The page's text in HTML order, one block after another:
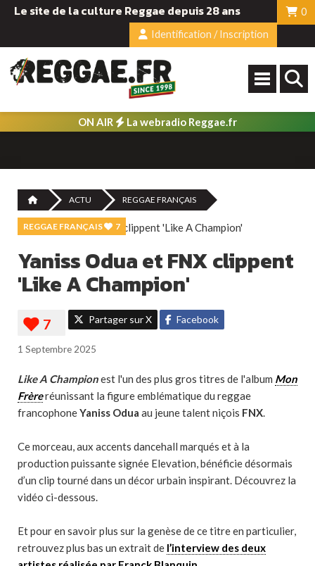
Le site de la culture Reggae depuis 28 ans
0
Identification / Inscription
ON AIR La webradio Reggae.fr
ACTU REGGAE FRANÇAIS
REGGAE FRANÇAIS 7
Yaniss Odua et FNX clippent
'Like A Champion'
Partager sur X Facebook
1 Septembre 2025
Like A Championest l'un des plus gros titres de l'album Mon
Frèreréunissant la figure emblématique du reggae
francophoneYaniss Odua au jeune talent niçois FNX.
Ce morceau, aux accents dancehall marqués et à la
production puissante signée Elevation, bénéficie désormais
d’un clip tourné dans un décor urbain inspirant. Découvrez la
vidéo ci-dessous.
Et pour en savoir plus sur la genèse de ce titre en particulier,
retrouvez plus bas un extrait de l’interview des deux